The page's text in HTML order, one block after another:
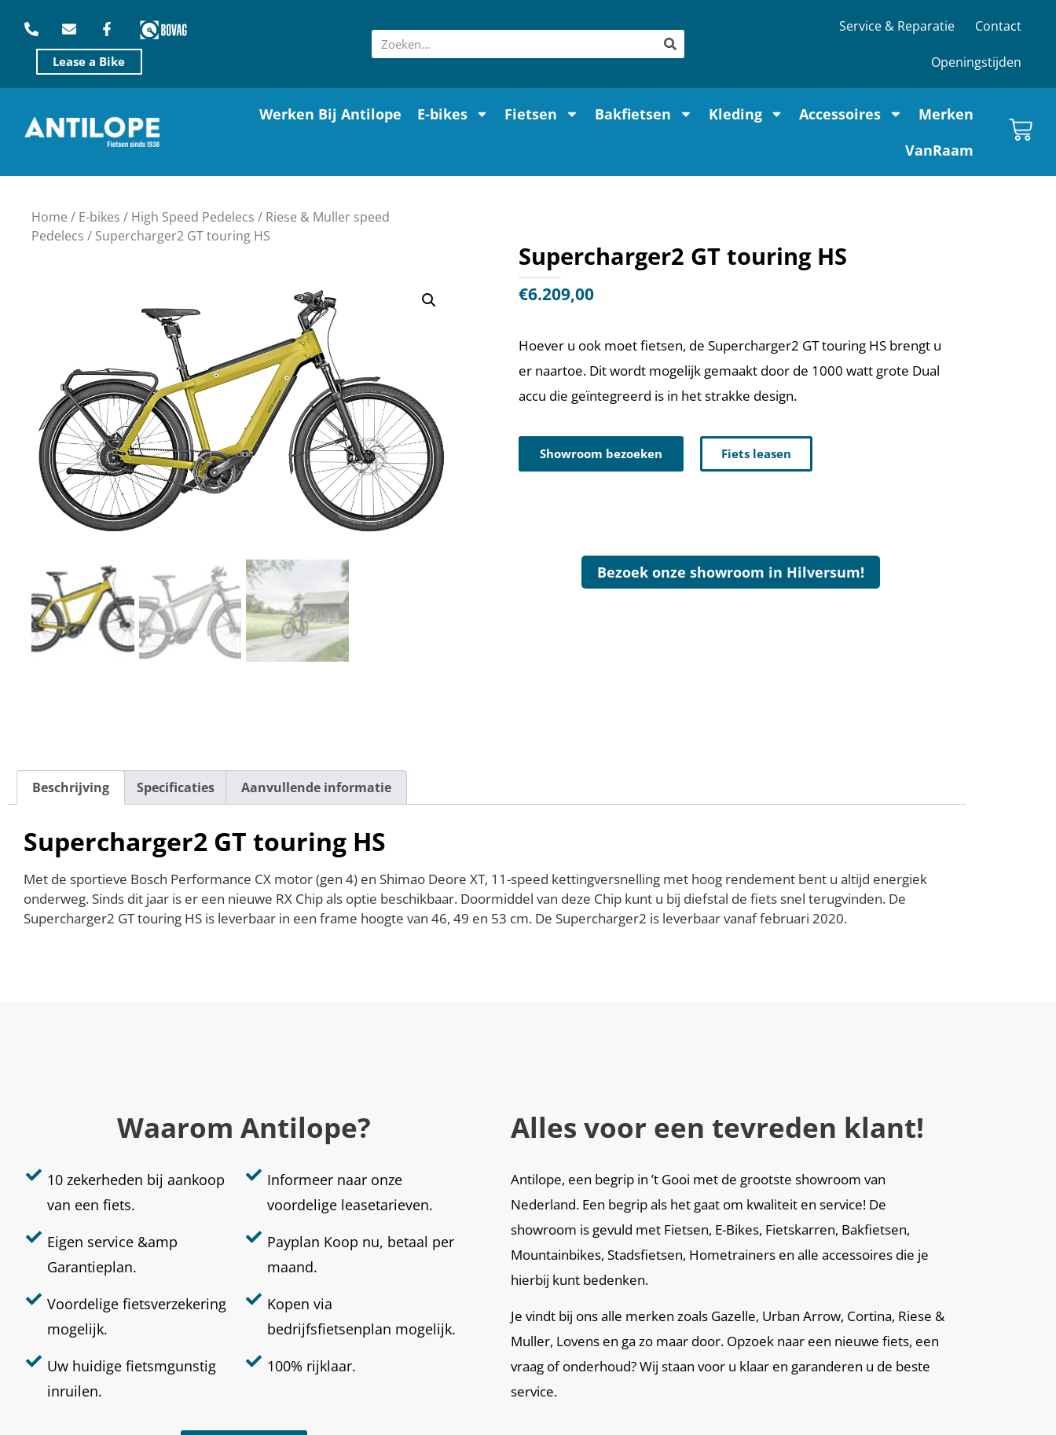
Lease a Bike
Service & Reparatie Contact
Openingstijden
Werken Bij Antilope E-bikes Fietsen Bakfietsen Kleding Accessoires
Merken
VanRaam
Home / E-bikes / High Speed Pedelecs / Riese & Muller speed
Pedelecs / Supercharger2 GT touring HS
Supercharger2 GT touring HS
€6.209,00
Hoever u ook moet fietsen, de Supercharger2 GT touring HS brengt u
er naartoe. Dit wordt mogelijk gemaakt door de 1000 watt grote Dual
accu die geïntegreerd is in het strakke design.
Showroom bezoeken Fiets leasen
Bezoek onze showroom in Hilversum!
Beschrijving Specificaties Aanvullende informatie
Supercharger2 GT touring HS
Met de sportieve Bosch Performance CX motor (gen 4) en Shimao Deore XT, 11-speed kettingversnelling met hoog rendement bent u altijd energiek
onderweg. Sinds dit jaar is er een nieuwe RX Chip als optie beschikbaar. Doormiddel van deze Chip kunt u bij diefstal de fiets snel terugvinden. De
Supercharger2 GT touring HS is leverbaar in een frame hoogte van 46, 49 en 53 cm. De Supercharger2 is leverbaar vanaf februari 2020.
Waarom Antilope?
10 zekerheden bij aankoop
van een fiets.
Eigen service &amp
Garantieplan.
Voordelige fietsverzekering
mogelijk.
Uw huidige fietsmgunstig
inruilen.
Informeer naar onze
voordelige leasetarieven.
Payplan Koop nu, betaal per
maand.
Kopen via
bedrijfsfietsenplan mogelijk.
100% rijklaar.
Alles voor een tevreden klant!
Antilope, een begrip in ’t Gooi met de grootste showroom van
Nederland. Een begrip als het gaat om kwaliteit en service! De
showroom is gevuld met Fietsen, E-Bikes, Fietskarren, Bakfietsen,
Mountainbikes, Stadsfietsen, Hometrainers en alle accessoires die je
hierbij kunt bedenken.
Je vindt bij ons alle merken zoals Gazelle, Urban Arrow, Cortina, Riese &
Muller, Lovens en ga zo maar door. Opzoek naar een nieuwe fiets, een
vraag of onderhoud? Wij staan voor u klaar en garanderen u de beste
service.